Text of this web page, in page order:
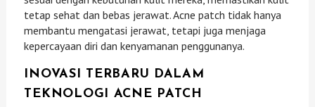
tetap sehat dan bebas jerawat. Acne patch tidak hanya
membantu mengatasi jerawat, tetapi juga menjaga
kepercayaan diri dan kenyamanan penggunanya.
INOVASI TERBARU DALAM
TEKNOLOGI ACNE PATCH